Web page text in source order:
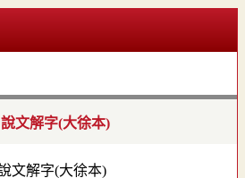
說文解字(大徐本)